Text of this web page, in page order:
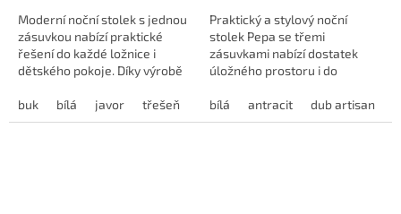
Moderní noční stolek s jednou
zásuvkou nabízí praktické
řešení do každé ložnice i
dětského pokoje. Díky výrobě
šířku, výšku i hloubku podle
svých...
buk bílá javor třešeň dub bardolino kašmír ořech
Praktický a stylový noční
stolek Pepa se třemi
zásuvkami nabízí dostatek
úložného prostoru i do
kompaktním rozměrům se
snadno vejde i do omezeného
bílá antracit dub artisan